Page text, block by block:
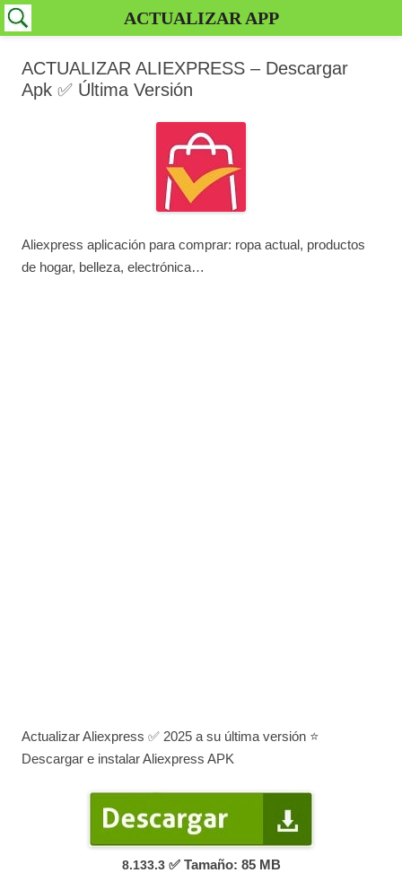
ACTUALIZAR ALIEXPRESS – Descargar
Apk ✅️ Última Versión
Aliexpress aplicación para comprar: ropa actual, productos
de hogar, belleza, electrónica…
Actualizar Aliexpress ✅ 2025 a su última versión ⭐
Descargar e instalar Aliexpress APK
8.133.3 ✅ Tamaño: 85 MB
ACTUALIZAR APP